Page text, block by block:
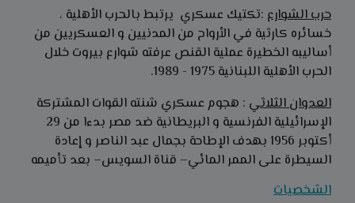
حرب الشوارع :تكتيك عسكري يرتبط بالحرب الأهلية ،
خسائره كارثية في الأرواح من المدنيين و العسكريين من
أساليبه الخطيرة عملية القنص عرفته شوارع بيروت خلال
الحرب الأهلية اللبنانية 1975 - 1989.
العدوان الثلاثي : هجوم عسكري شنته القوات المشتركة
الإسرائيلية الفرنسية و البريطانية ضد مصر بدءا من 29
أكتوبر 1956 بهدف الإطاحة بجمال عبد الناصر و إعادة
السيطرة على الممر المائي– قناة السويس– بعد تأميمه
الشخصيات